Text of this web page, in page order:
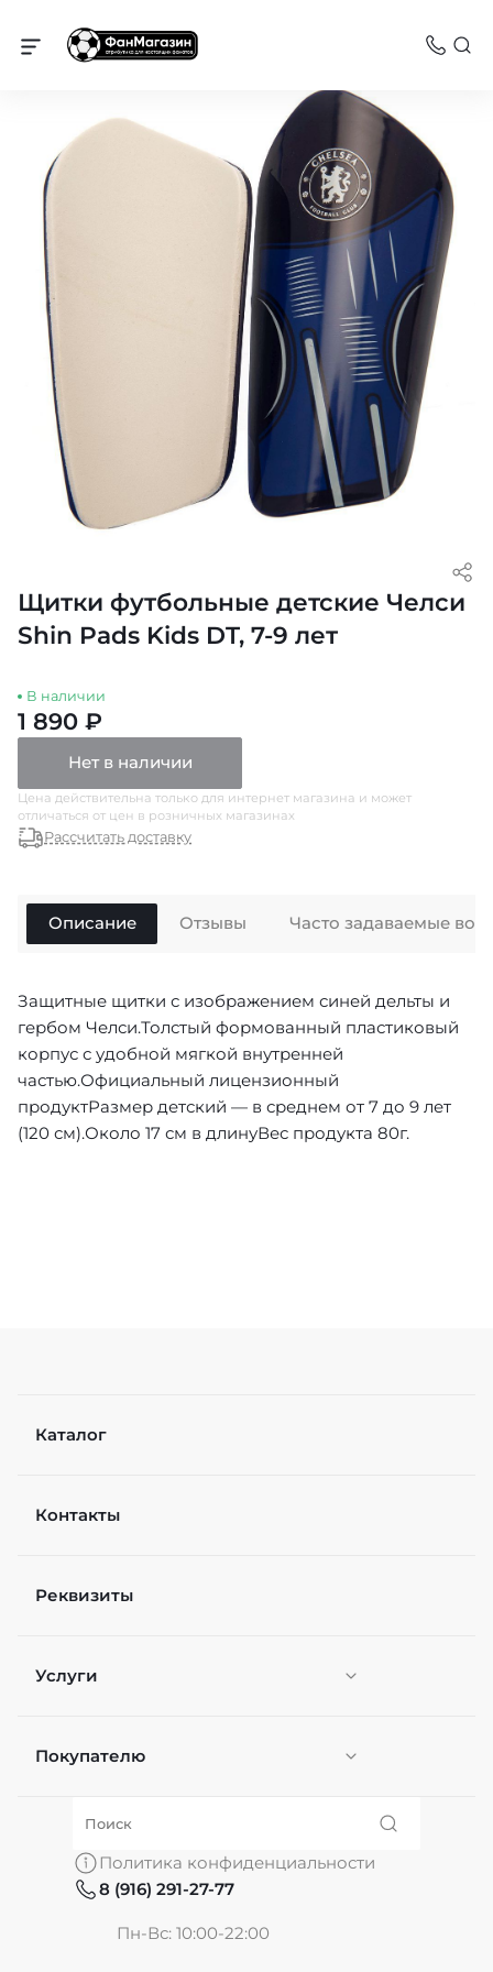
Челси
Щитки футбольные детские Челси
Shin Pads Kids DT, 7-9 лет
В наличии
1 890 ₽
Нет в наличии
Цена действительна только для интернет магазина и может
отличаться от цен в розничных магазинах
Рассчитать доставку
Описание
Защитные щитки с изображением синей дельты и
гербом Челси.Толстый формованный пластиковый
корпус с удобной мягкой внутренней
частью.Официальный лицензионный
продуктРазмер детский — в среднем от 7 до 9 лет
(120 см).Около 17 см в длинуВес продукта 80г.
Отзывы Часто задаваемые
Каталог
Контакты
Реквизиты
Услуги
Персонификация
Покупателю
О нас
Политика конфиденциальности
8 (916) 291-27-77
Пн-Вс: 10:00-22:00